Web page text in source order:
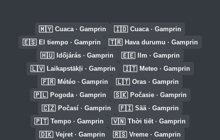
🇲🇾 Cuaca · Gamprin 🇮🇩 Cuaca · Gamprin
🇪🇸 El tiempo · Gamprin 🇹🇷 Hava durumu · Gamprin
🇭🇺 Időjárás · Gamprin 🇪🇪 Ilm · Gamprin
🇱🇻 Laikapstākļi · Gamprin 🇮🇹 Meteo · Gamprin
🇫🇷 Météo · Gamprin 🇱🇹 Oras · Gamprin
🇵🇱 Pogoda · Gamprin 🇸🇰 Počasie · Gamprin
🇨🇿 Počasí · Gamprin 🇫🇮 Sää · Gamprin
🇵🇹 Tempo · Gamprin 🇻🇳 Thời tiết · Gamprin
🇩🇰 Vejret · Gamprin 🇷🇸 Vreme · Gamprin